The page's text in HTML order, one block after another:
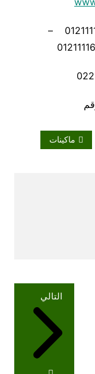
موبايل: 01211116954 – 01211116955 –
ماكينات
التالي